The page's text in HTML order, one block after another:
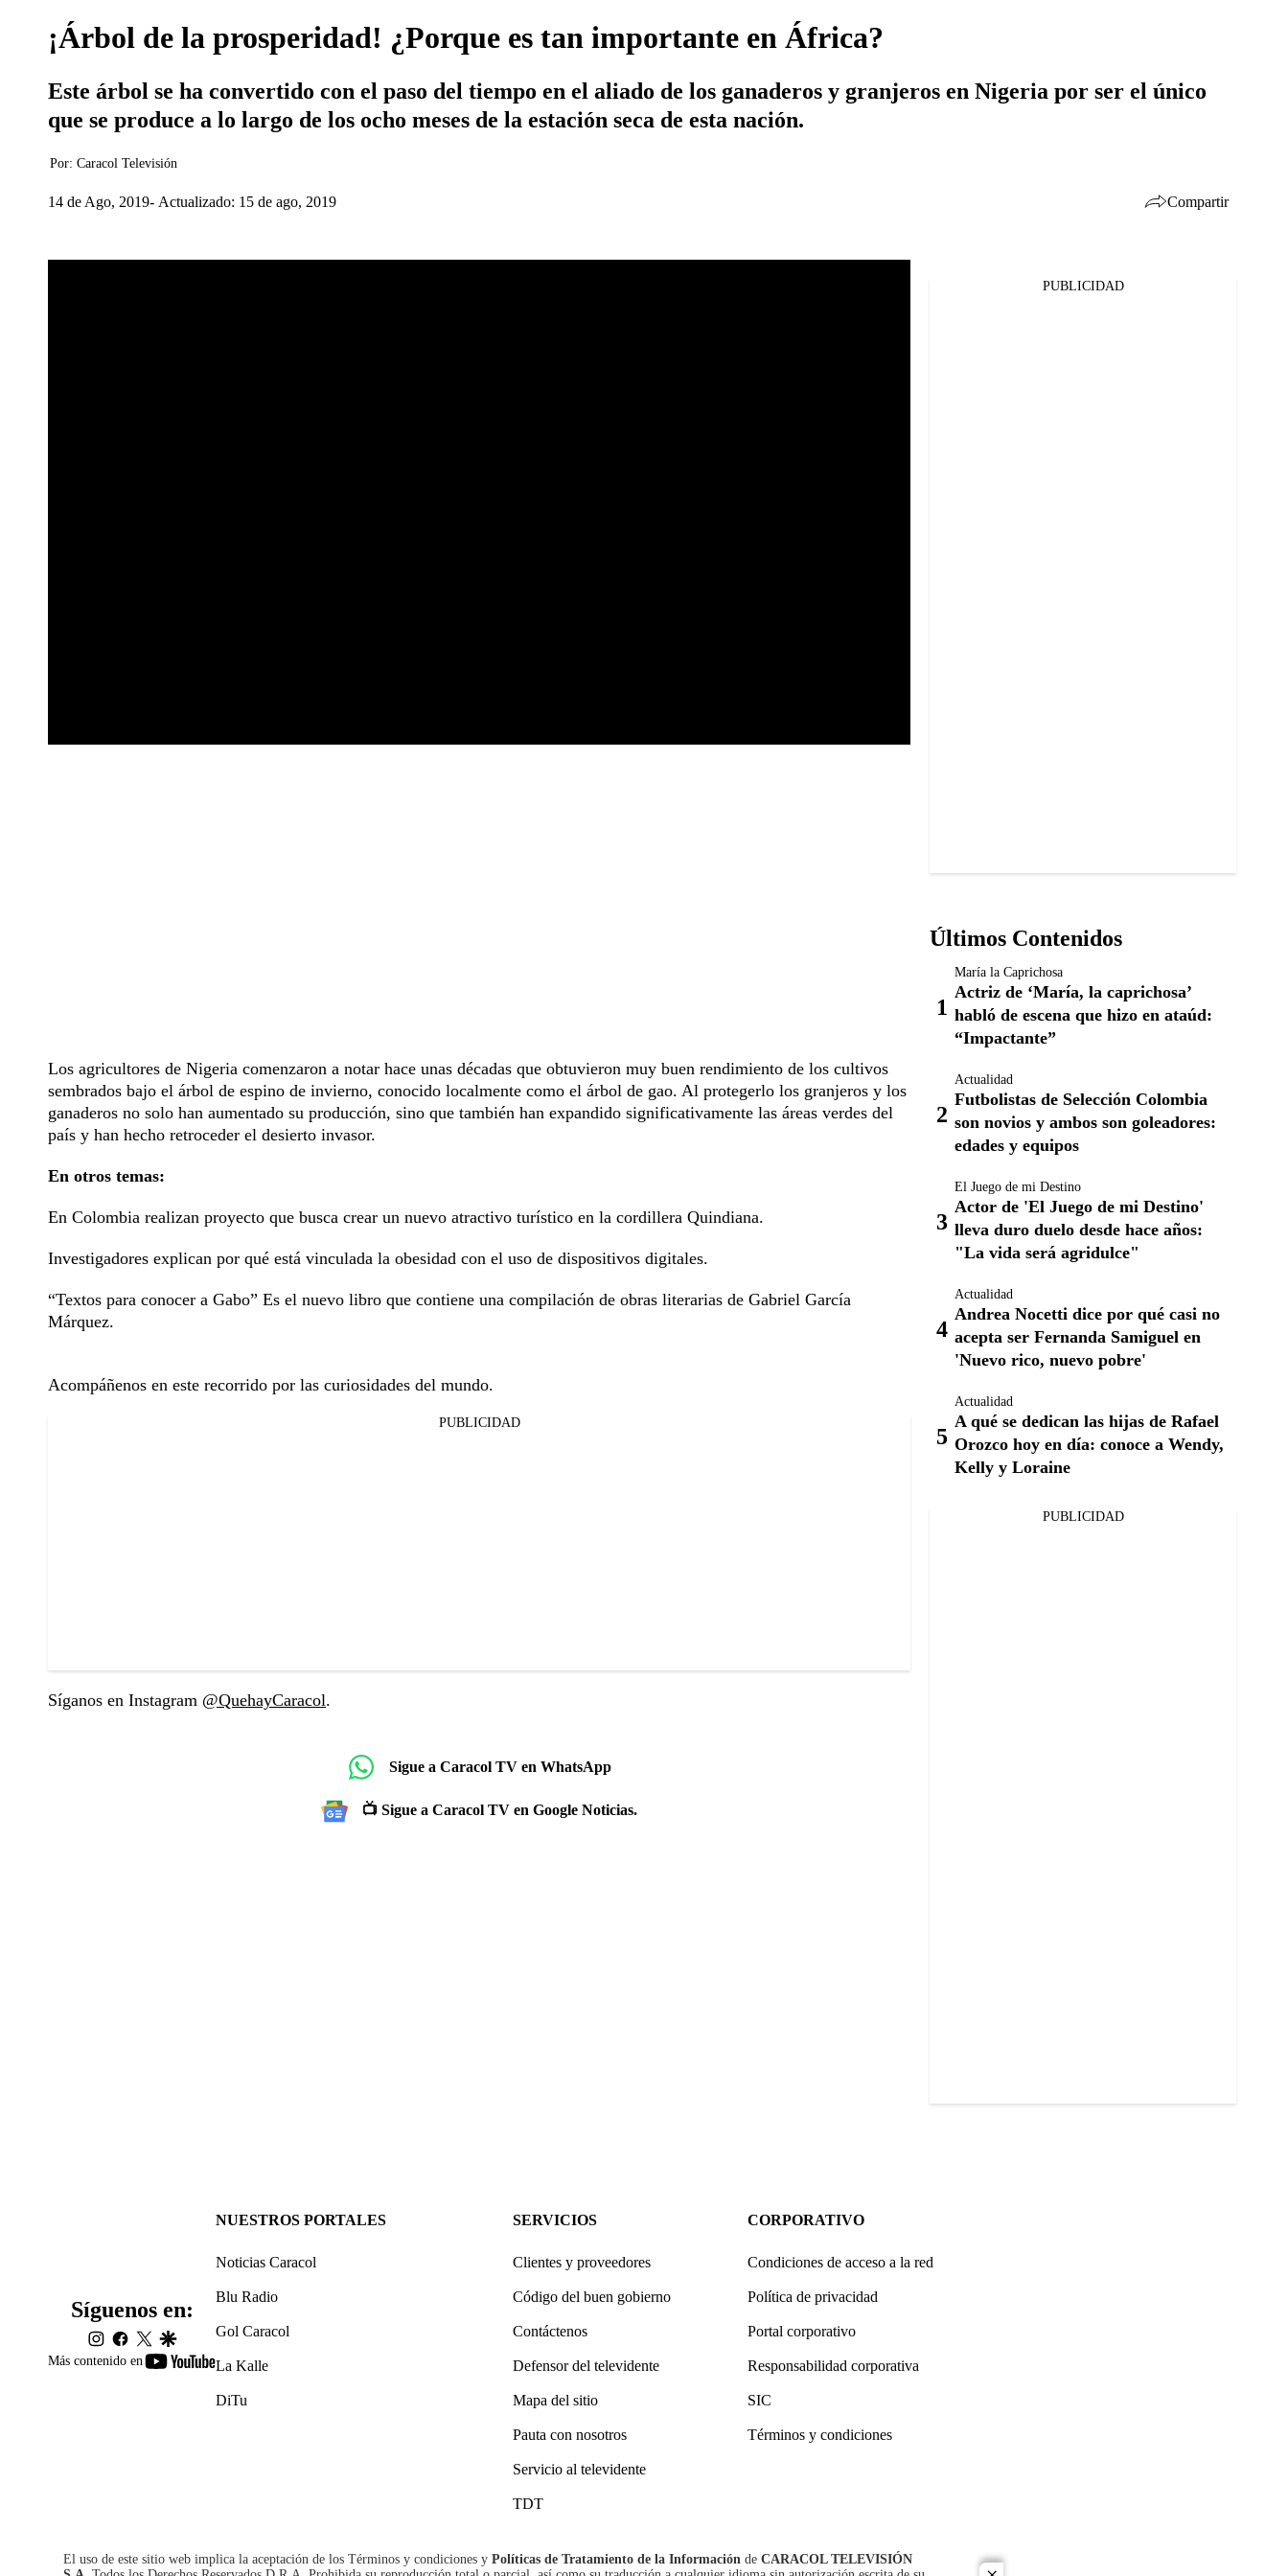
¡Árbol de la prosperidad! ¿Porque es tan importante en África?
Este árbol se ha convertido con el paso del tiempo en el aliado de los ganaderos y granjeros en Nigeria por ser el único
que se produce a lo largo de los ocho meses de la estación seca de esta nación.
Por: Caracol Televisión
14 de Ago, 2019 Actualizado: 15 de ago, 2019 Compartir
Los agricultores de Nigeria comenzaron a notar hace unas décadas que obtuvieron muy buen rendimiento de los cultivos
sembrados bajo el árbol de espino de invierno, conocido localmente como el árbol de gao. Al protegerlo los granjeros y los
ganaderos no solo han aumentado su producción, sino que también han expandido significativamente las áreas verdes del
país y han hecho retroceder el desierto invasor.
En otros temas:
En Colombia realizan proyecto que busca crear un nuevo atractivo turístico en la cordillera Quindiana.
Investigadores explican por qué está vinculada la obesidad con el uso de dispositivos digitales.
“Textos para conocer a Gabo” Es el nuevo libro que contiene una compilación de obras literarias de Gabriel García
Márquez.
Acompáñenos en este recorrido por las curiosidades del mundo.
PUBLICIDAD
Síganos en Instagram @QuehayCaracol.
Sigue a Caracol TV en WhatsApp
📺 Sigue a Caracol TV en Google Noticias.
PUBLICIDAD
Últimos Contenidos
María la Caprichosa
Actriz de ‘María, la caprichosa’
habló de escena que hizo en ataúd:
“Impactante”
Actualidad
Futbolistas de Selección Colombia
son novios y ambos son goleadores:
edades y equipos
El Juego de mi Destino
Actor de 'El Juego de mi Destino'
lleva duro duelo desde hace años:
"La vida será agridulce"
Actualidad
Andrea Nocetti dice por qué casi no
acepta ser Fernanda Samiguel en
'Nuevo rico, nuevo pobre'
Actualidad
A qué se dedican las hijas de Rafael
Orozco hoy en día: conoce a Wendy,
Kelly y Loraine
PUBLICIDAD
Más contenido en
youtube-
Síguenos en:
instagram
facebook
twittergoogle
NUESTROS PORTALES
Noticias Caracol
Blu Radio
Gol Caracol
La Kalle
DiTu
SERVICIOS
Clientes y proveedores
Código del buen gobierno
Contáctenos
Defensor del televidente
Mapa del sitio
Pauta con nosotros
Servicio al televidente
TDT
CORPORATIVO
Condiciones de acceso a la red
Política de privacidad
Portal corporativo
Responsabilidad corporativa
SIC
Términos y condiciones
El uso de este sitio web implica la aceptación de los Términos y condiciones y Políticas de Tratamiento de la Información de CARACOL TELEVISIÓN